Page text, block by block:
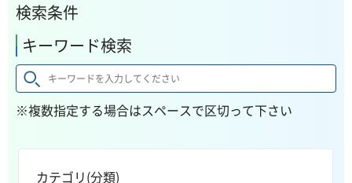
検索条件
キーワード検索
※複数指定する場合はスペースで区切って下さい
カテゴリ(分類)